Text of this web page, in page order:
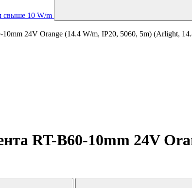
свыше 10 W/m
10mm 24V Orange (14.4 W/m, IP20, 5060, 5m) (Arlight,
RT-B60-10mm 24V